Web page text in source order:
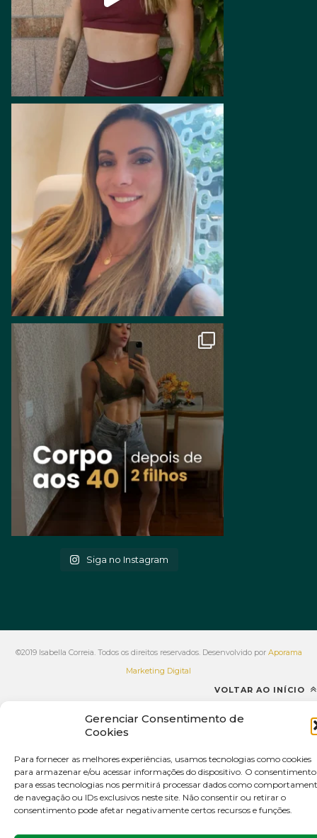
Gerenciar Consentimento de
Cookies
Para fornecer as melhores experiências, usamos tecnologias como cookies
para armazenar e/ou acessar informações do dispositivo. O consentimento
para essas tecnologias nos permitirá processar dados como
de navegação ou IDs exclusivos neste site. Não consentir ou retirar o
consentimento pode afetar negativamente certos recursos e funções.
Siga no Instagram
©2019 Isabella Correia. Todos os direitos reservados. Desenvolvido por Aporama
Marketing Digital
VOLTAR AO INÍCIO